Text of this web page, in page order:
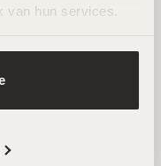
van hun services.